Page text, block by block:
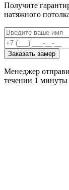
Получите
натяжного
Заказать замер
Менеджер
течении 1 минуты